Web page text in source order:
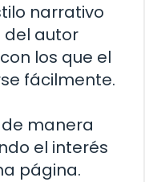
narrativo
del autor
los que el
fácilmente.
manera
el interés
página.